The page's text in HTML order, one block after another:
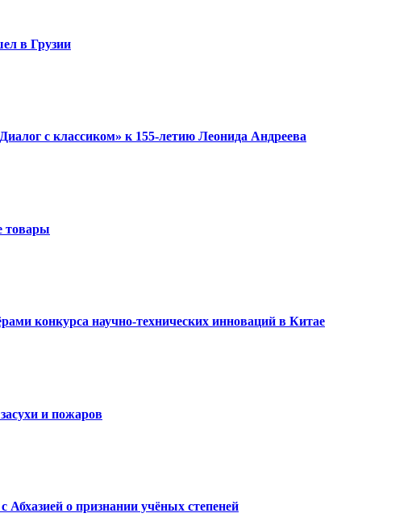
в Грузии
с классиком» к 155-летию Леонида Андреева
товары
конкурса научно-технических инноваций в Китае
и пожаров
Абхазией о признании учёных степеней